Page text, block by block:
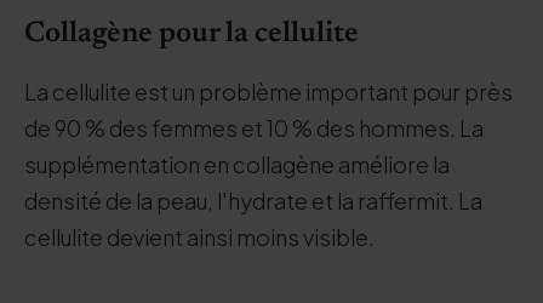
Collagène pour la cellulite
La cellulite est un problème important pour près
de 90 % des femmes et 10 % des hommes. La
supplémentation en collagène améliore la
densité de la peau, l'hydrate et la raffermit. La
cellulite devient ainsi moins visible.